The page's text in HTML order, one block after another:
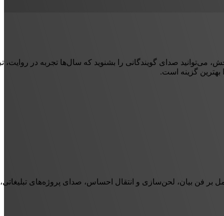
می‌توانید صدای گویندگانی را بشنوید که سال‌ها تجربه در روایت،
بهترین گزینه است.
بر فن بیان، لحن‌سازی و انتقال احساس، صدای پروژه‌های